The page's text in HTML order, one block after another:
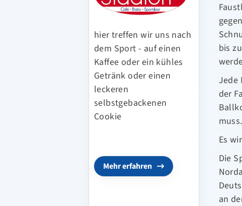
bis
Jede
der
muss.
Es
Die
an
hier treffen wir uns nach
dem Sport - auf einen
Kaffee oder ein kühles
Getränk oder einen
leckeren
selbstgebackenen
Cookie
Mehr erfahren